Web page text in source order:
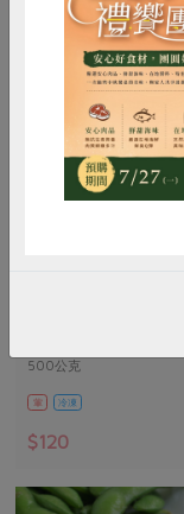
500公克
葷 冷凍
$120
惜食
雞蛋